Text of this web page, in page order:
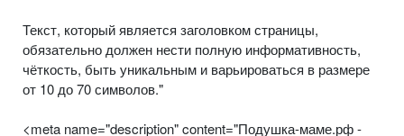
Текст, который является заголовком страницы,
обязательно должен нести полную информативность,
чёткость, быть уникальным и варьироваться в размере
от 10 до 70 символов."
<meta name="description" content="Подушка-маме.рф -